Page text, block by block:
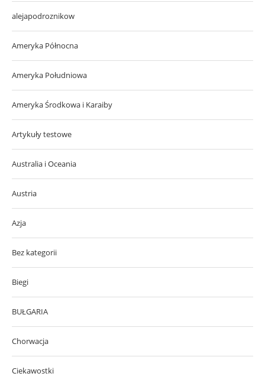
alejapodroznikow
Ameryka Północna
Ameryka Południowa
Ameryka Środkowa i Karaiby
Artykuły testowe
Australia i Oceania
Austria
Azja
Bez kategorii
Biegi
BUŁGARIA
Chorwacja
Ciekawostki